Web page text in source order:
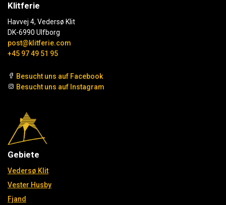
Klitferie
Havvej 4, Vedersø Klit
DK-6990 Ulfborg
post@klitferie.com
+45 97 49 51 95
Besucht uns auf Facebook
Besucht uns auf Instagram
Gebiete
Vedersø Klit
Vester Husby
Fjand